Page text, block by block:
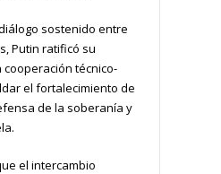
sostenido entre
Putin ratificó su
cooperación técnico-
el fortalecimiento de
de la soberanía y
el intercambio